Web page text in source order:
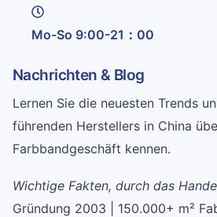
Mo-So 9:00-21：00
Nachrichten & Blog
Lernen Sie die neuesten Trends
führenden Herstellers in China
Farbbandgeschäft kennen.
Wichtige Fakten, durch das
Gründung 2003 | 150.000+ m²